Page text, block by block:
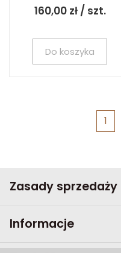
160,00 zł / szt.
Do koszyka
1
Zasady sprzedaży
Informacje